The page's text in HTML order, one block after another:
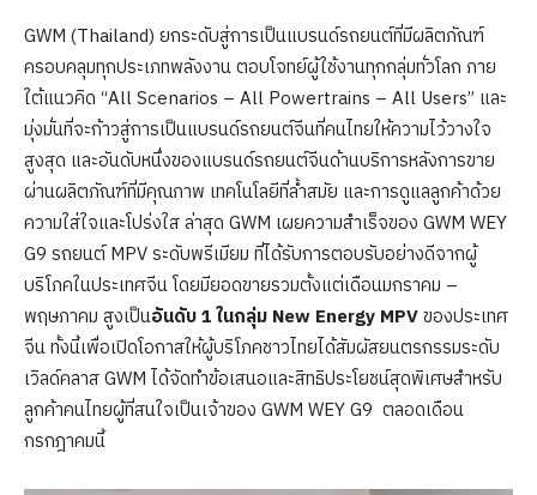
GWM (Thailand) ยกระดับสู่การเป็นแบรนด์รถยนต์ที่มีผลิตภัณฑ์
ครอบคลุมทุกประเภทพลังงาน ตอบโจทย์ผู้ใช้งานทุกกลุ่มทั่วโลก ภาย
ใต้แนวคิด “All Scenarios – All Powertrains – All Users” และ
มุ่งมั่นที่จะก้าวสู่การเป็นแบรนด์รถยนต์จีนที่คนไทยให้ความไว้วางใจ
สูงสุด และอันดับหนึ่งของแบรนด์รถยนต์จีนด้านบริการหลังการขาย
ผ่านผลิตภัณฑ์ที่มีคุณภาพ เทคโนโลยีที่ล้ำสมัย และการดูแลลูกค้าด้วย
ความใส่ใจและโปร่งใส ล่าสุด GWM เผยความสำเร็จของ GWM WEY
G9 รถยนต์ MPV ระดับพรีเมียม ที่ได้รับการตอบรับอย่างดีจากผู้
บริโภคในประเทศจีน โดยมียอดขายรวมตั้งแต่เดือนมกราคม –
พฤษภาคม สูงเป็นอันดับ 1 ในกลุ่ม New Energy MPVของประเทศ
จีน ทั้งนี้เพื่อเปิดโอกาสให้ผู้บริโภคชาวไทยได้สัมผัสยนตรกรรมระดับ
เวิลด์คลาส GWM ได้จัดทำข้อเสนอและสิทธิประโยชน์สุดพิเศษสำหรับ
ลูกค้าคนไทยผู้ที่สนใจเป็นเจ้าของ GWM WEY G9 ตลอดเดือน
กรกฎาคมนี้